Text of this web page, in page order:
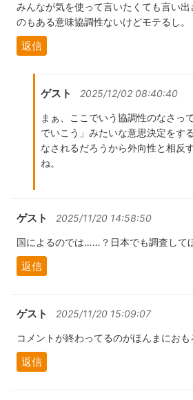
みんなが気を使って言いたくても言い
のもある意味協調性ないけどモテるし。
返信
ゲスト 2025/12/02 08:40:40
まぁ、ここでいう協調性のなさっ
でいこう」みたいな意思決定をす
なされるだろうから外向性と相反
ね。
ゲスト 2025/11/20 14:58:50
国によるのでは……？日本でも調査して
返信
ゲスト 2025/11/20 15:09:07
コメントが終わってるのがほんまにおも
返信